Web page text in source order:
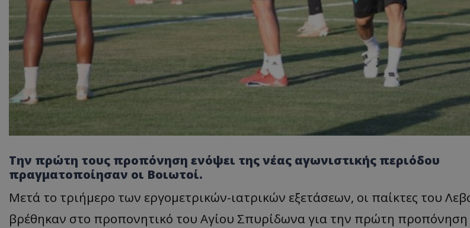
Την πρώτη τους προπόνηση ενόψει της νέας αγωνιστικής περιόδου
πραγματοποίησαν οι Βοιωτοί.
Μετά το τριήμερο των εργομετρικών-ιατρικών εξετάσεων, οι παίκτες του
βρέθηκαν στο προπονητικό του Αγίου Σπυρίδωνα για την πρώτη προπόνηση